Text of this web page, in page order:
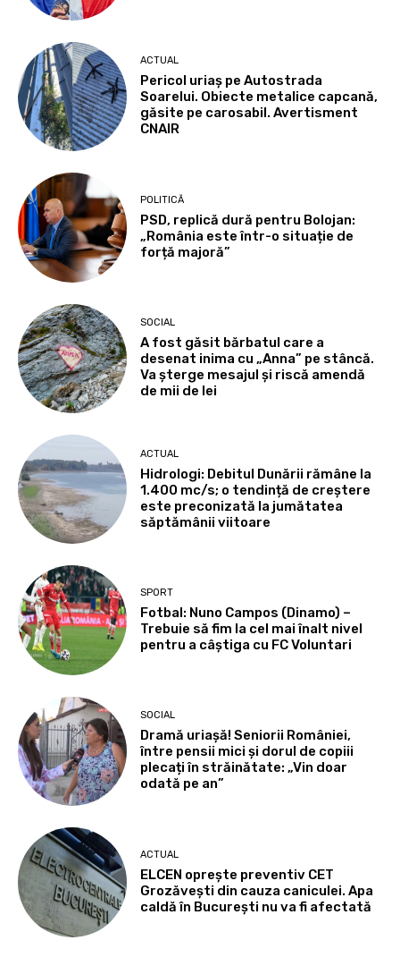
ACTUAL
Pericol uriaș pe Autostrada
Soarelui. Obiecte metalice capcană,
găsite pe carosabil. Avertisment
CNAIR
POLITICĂ
PSD, replică dură pentru Bolojan:
„România este într-o situație de
forță majoră”
SOCIAL
A fost găsit bărbatul care a
desenat inima cu „Anna” pe stâncă.
Va șterge mesajul și riscă amendă
de mii de lei
ACTUAL
Hidrologi: Debitul Dunării rămâne la
1.400 mc/s; o tendință de creștere
este preconizată la jumătatea
săptămânii viitoare
SPORT
Fotbal: Nuno Campos (Dinamo) –
Trebuie să fim la cel mai înalt nivel
pentru a câștiga cu FC Voluntari
SOCIAL
Dramă uriașă! Seniorii României,
între pensii mici și dorul de copiii
plecați în străinătate: „Vin doar
odată pe an”
ACTUAL
ELCEN oprește preventiv CET
Grozăvești din cauza caniculei. Apa
caldă în București nu va fi afectată